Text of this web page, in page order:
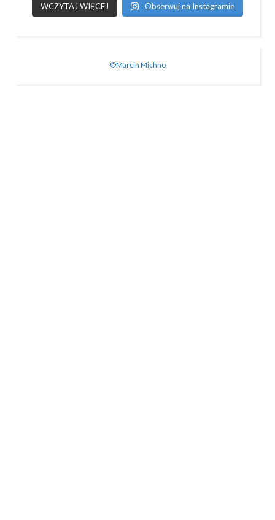
WCZYTAJ WIĘCEJ Obserwuj na Instagramie
©Marcin Michno